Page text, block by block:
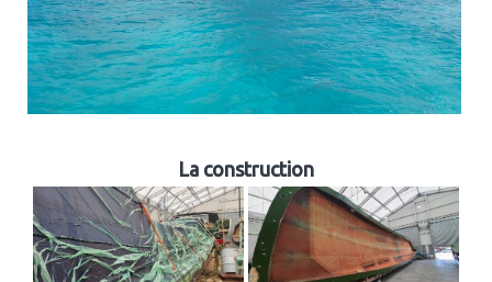
La construction